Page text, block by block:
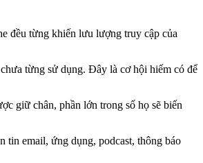
đều từng khiến lưu lượng truy cập của
từng sử dụng. Đây là cơ hội hiếm có để
giữ chân, phần lớn trong số họ sẽ biến
tin email, ứng dụng, podcast, thông báo